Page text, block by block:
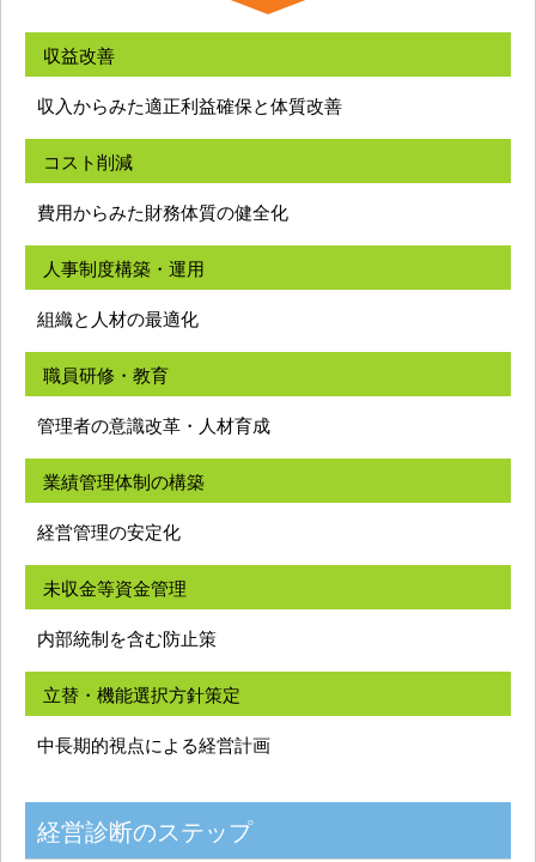
収益改善
収入からみた適正利益確保と体質改善
コスト削減
費用からみた財務体質の健全化
人事制度構築・運用
組織と人材の最適化
職員研修・教育
管理者の意識改革・人材育成
業績管理体制の構築
経営管理の安定化
未収金等資金管理
内部統制を含む防止策
立替・機能選択方針策定
中長期的視点による経営計画
経営診断のステップ